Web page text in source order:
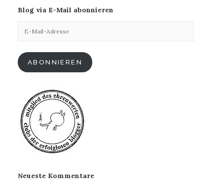
Blog via E-Mail abonnieren
Mail-
ABONNIEREN
Neueste Kommentare